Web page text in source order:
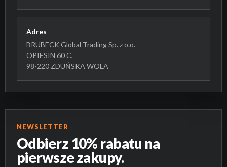
Adres
BRUBECK Global Trading Sp. z o.o.
OPIESIN 60 C,
98-220 ZDUŃSKA WOLA
NEWSLETTER
Odbierz 10% rabatu na
pierwsze zakupy.